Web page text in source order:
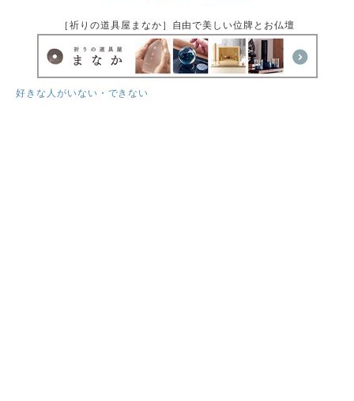
［祈りの道具屋まなか］自由で美しい位牌とお仏壇
好きな人がいない・できない